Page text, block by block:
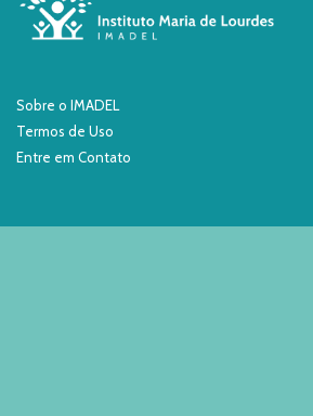
Sobre o IMADEL
Termos de Uso
Entre em Contato